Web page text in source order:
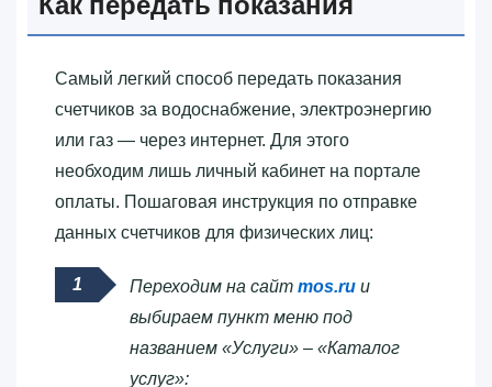
Самый легкий способ передать показания
счетчиков за водоснабжение, электроэнергию
или газ — через интернет. Для этого
необходим лишь личный кабинет на портале
оплаты. Пошаговая инструкция по отправке
данных счетчиков для физических лиц:
Переходим на сайт mos.ru и
выбираем пункт меню под
названием «Услуги» – «Каталог
услуг»: